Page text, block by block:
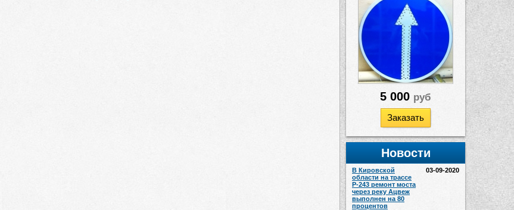
5 000 руб
Заказать
Новости
В Кировской
области на трассе
Р-243 ремонт моста
через реку Ацвеж
выполнен на 80
процентов
03-09-2020